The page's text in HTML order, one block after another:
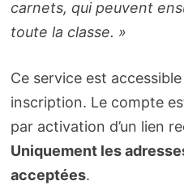
carnets, qui peuvent
toute la classe. »
Ce service est
inscription. Le compte
par activation d’un lien
Uniquement les
acceptées.